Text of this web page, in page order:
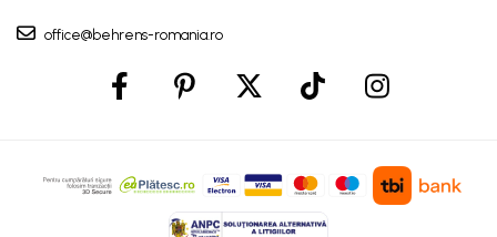
office@behrens-romania.ro